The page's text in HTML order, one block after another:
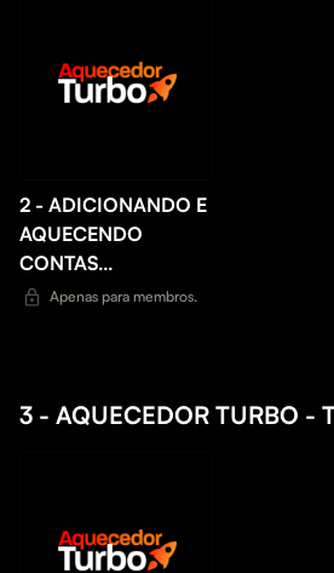
2 - ADICIONANDO E
AQUECENDO
CONTAS
AQUECEDORTURBO
Apenas para membros.
3 - AQUECEDOR TURBO -